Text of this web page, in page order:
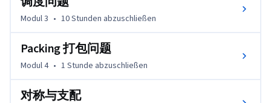
义封装到一个谓词里面，及如何着手各种复杂的项目调度和
打包问题。当你掌握这种先进的技术，你将能够解决以前难
Modul 3 • 10 Stunden abzuschließen
Packing 打包问题
Modul 4 • 1 Stunde abzuschließen
对称与支配